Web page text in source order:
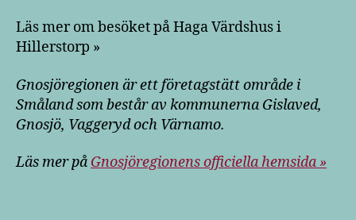
Läs mer om besöket på Haga Värdshus i
Hillerstorp »
Gnosjöregionen är ett företagstätt område i
Småland som består av kommunerna Gislaved,
Gnosjö, Vaggeryd och Värnamo.
Läs mer på Gnosjöregionens officiella hemsida »